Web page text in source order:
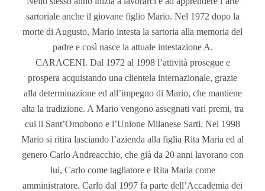
sartoriale anche il giovane figlio Mario. Nel 1972 dopo la
morte di Augusto, Mario intesta la sartoria alla memoria del
padre e così nasce la attuale intestazione A.
CARACENI. Dal 1972 al 1998 l’attività prosegue e
prospera acquistando una clientela internazionale, grazie
alla determinazione ed all’impegno di Mario, che mantiene
alta la tradizione. A Mario vengono assegnati vari premi, tra
cui il Sant’Omobono e l’Unione Milanese Sarti. Nel 1998
Mario si ritira lasciando l’azienda alla figlia Rita Maria ed al
genero Carlo Andreacchio, che già da 20 anni lavorano con
lui, Carlo come tagliatore e Rita Maria come
amministratore. Carlo dal 1997 fa parte dell’Accademia dei